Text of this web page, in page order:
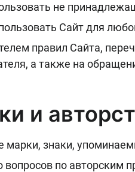
не
Сайт для
правил Сайта,
а также на
и
марки, знаки,
вопросов по